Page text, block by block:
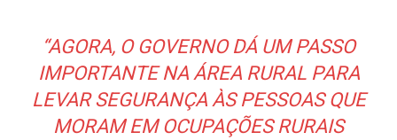
“AGORA, O GOVERNO DÁ UM PASSO
IMPORTANTE NA ÁREA RURAL PARA
LEVAR SEGURANÇA ÀS PESSOAS QUE
MORAM EM OCUPAÇÕES RURAIS